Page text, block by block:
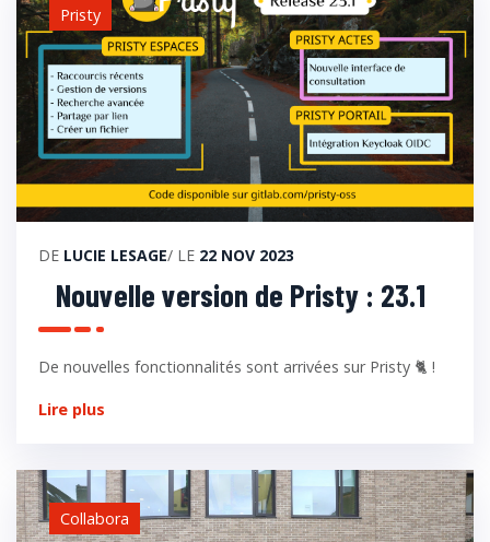
Pristy
DE LUCIE LESAGE/ LE 22 NOV 2023
Nouvelle version de Pristy : 23.1
De nouvelles fonctionnalités sont arrivées sur Pristy 🐈 !
Lire plus
Collabora